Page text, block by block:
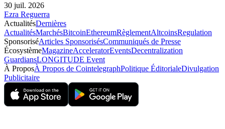
30 juil. 2026
Ezra Reguerra
ActualitésDernières
ActualitésMarchésBitcoinEthereumRèglementAltcoinsRegulation
SponsoriséArticles SponsorisésCommuniqués de Presse
ÉcosystèmeMagazineAcceleratorEventsDecentralization
GuardiansLONGITUDE Event
À ProposÀ Propos de CointelegraphPolitique ÉditorialeDivulgation
Publicitaire